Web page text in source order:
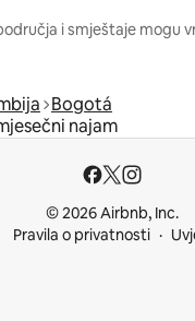
i smještaje mogu
Bogotá
najam
© 2026 Airbnb, Inc.
Pravila o privatnosti